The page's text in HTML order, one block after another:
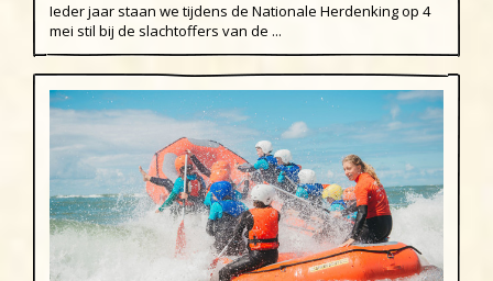
Ieder jaar staan we tijdens de Nationale Herdenking op 4
mei stil bij de slachtoffers van de ...